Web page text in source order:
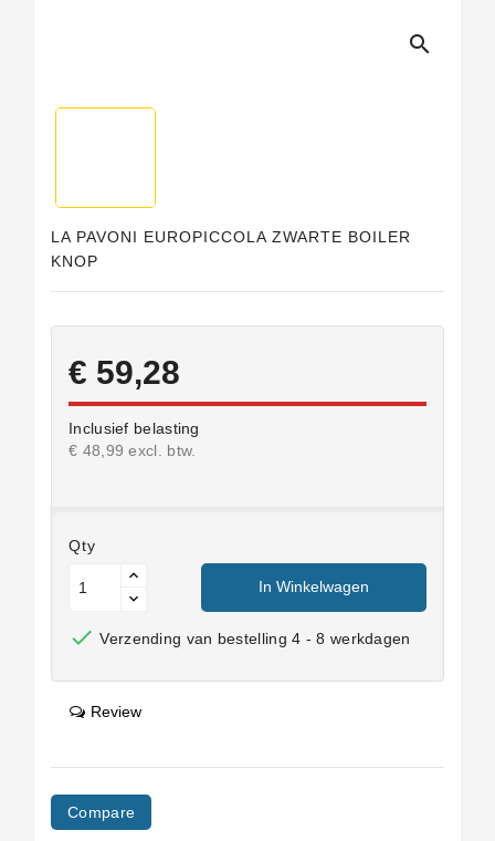
search
LA PAVONI EUROPICCOLA ZWARTE BOILER
KNOP
€ 59,28
Inclusief belasting
€ 48,99 excl. btw.
Qty
In Winkelwagen
 Verzending van bestelling 4 - 8 werkdagen
Review
Compare